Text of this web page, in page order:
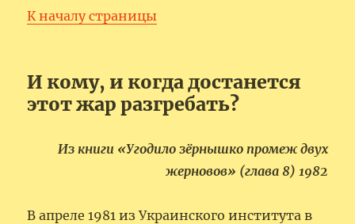
К началу страницы
И кому, и когда достанется
этот жар разгребать?
Из книги «Угодило зёрнышко промеж двух
жерновов» (глава 8) 1982
В апреле 1981 из Украинского института в